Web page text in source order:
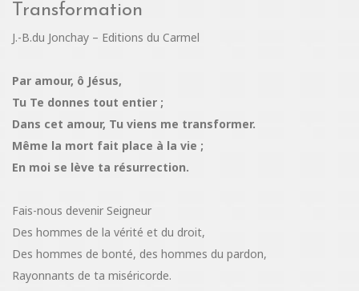
Transformation
J.-B.du Jonchay – Editions du Carmel
Par amour, ô Jésus,
Tu Te donnes tout entier ;
Dans cet amour, Tu viens me transformer.
Même la mort fait place à la vie ;
En moi se lève ta résurrection.
Fais-nous devenir Seigneur
Des hommes de la vérité et du droit,
Des hommes de bonté, des hommes du pardon,
Rayonnants de ta miséricorde.